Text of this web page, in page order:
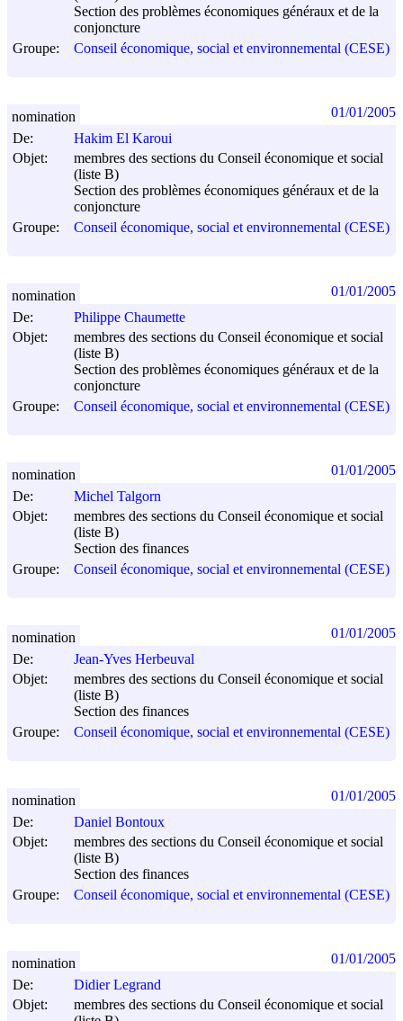
Section des problèmes économiques généraux et de la
conjoncture
Groupe:
Conseil économique, social et environnemental (CESE)
De:
Hakim El Karoui
Objet:
membres des sections du Conseil économique et social
(liste B)
Section des problèmes économiques généraux et de la
conjoncture
Groupe:
Conseil économique, social et environnemental (CESE)
nomination 01/01/2005
De:
Philippe Chaumette
Objet:
membres des sections du Conseil économique et social
(liste B)
Section des problèmes économiques généraux et de la
conjoncture
Groupe:
Conseil économique, social et environnemental (CESE)
nomination 01/01/2005
De:
Michel Talgorn
Objet:
membres des sections du Conseil économique et social
(liste B)
Section des finances
Groupe:
Conseil économique, social et environnemental (CESE)
nomination 01/01/2005
De:
Jean-Yves Herbeuval
Objet:
membres des sections du Conseil économique et social
(liste B)
Section des finances
Groupe:
Conseil économique, social et environnemental (CESE)
nomination 01/01/2005
De:
Daniel Bontoux
Objet:
membres des sections du Conseil économique et social
(liste B)
Section des finances
Groupe:
Conseil économique, social et environnemental (CESE)
nomination 01/01/2005
De:
Didier Legrand
Objet:
membres des sections du Conseil économique et social
nomination 01/01/2005